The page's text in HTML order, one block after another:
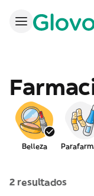
Belleza
2 resultados